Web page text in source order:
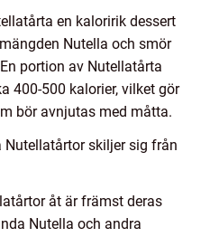
en kaloririk dessert
Nutella och smör
portion av Nutellatårta
400-500 kalorier, vilket gör
bör avnjutas med måtta.
skiljer sig från
åt är främst deras
Nutella och andra